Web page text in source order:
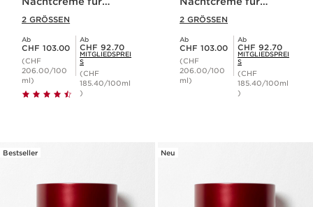
jeden Hauttyp
2 GRÖSSEN
Ab
Aktueller Preis CHF 103.00
CHF 103.00
(CHF
206.00/100
ml)
Ab
Mitgliederpreis CHF 92.70
CHF 92.70
MITGLIEDSPREI
S
(CHF
185.40/100ml
)
trockene Haut
2 GRÖSSEN
Ab
Aktueller Preis CHF 103.00
CHF 103.00
(CHF
206.00/100
ml)
Ab
Mitgliederpreis CHF 92.70
CHF 92.70
MITGLIEDSPREI
S
(CHF
185.40/100ml
)
Bestseller Neu